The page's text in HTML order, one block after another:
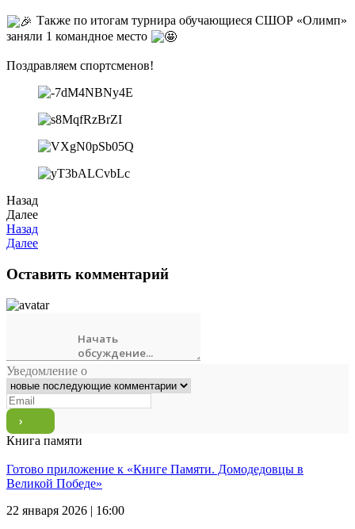
Также по итогам турнира обучающиеся СШОР «Олимп»
заняли 1 командное место
Поздравляем спортсменов!
Назад
Далее
Назад
Далее
Оставить комментарий
Уведомление о
Книга памяти
Готово приложение к «Книге Памяти. Домодедовцы в
Великой Победе»
22 января 2026 | 16:00